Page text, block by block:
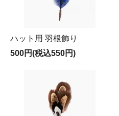
ハット用 羽根飾り
500円(税込550円)